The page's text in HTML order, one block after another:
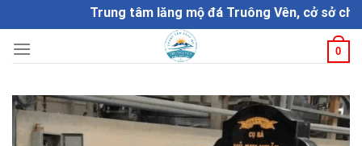
to
content
Trung tâm lăng mộ đá Truông Vên, cở sở chế
0